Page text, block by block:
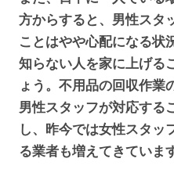
方からすると、男性スタ
ことはやや心配になる状
知らない人を家に上げる
ょう。不用品の回収作業
男性スタッフが対応する
し、昨今では女性スタッ
る業者も増えてきていま